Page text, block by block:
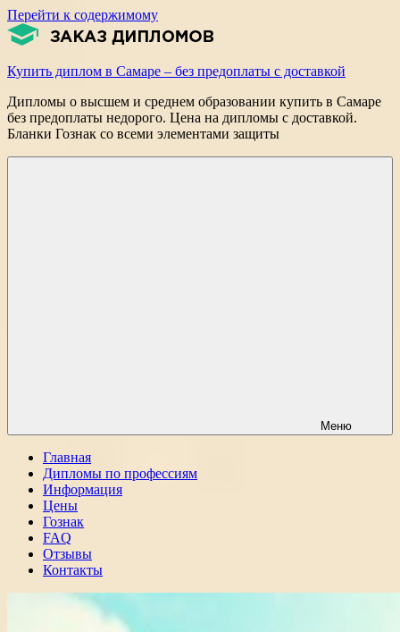
Перейти к содержимому
Купить диплом в Самаре – без предоплаты с доставкой
Дипломы о высшем и среднем образовании купить в Самаре
без предоплаты недорого. Цена на дипломы с доставкой.
Бланки Гознак со всеми элементами защиты
Меню
Главная
Дипломы по профессиям
Информация
Цены
Гознак
FAQ
Отзывы
Контакты